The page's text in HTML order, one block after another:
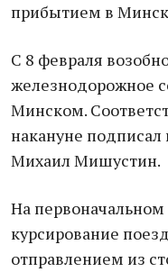
прибытием в Минск
С 8 февраля
железнодорожное
Минском.
накануне
Михаил Мишустин.
На первоначальном
курсирование
отправлением из